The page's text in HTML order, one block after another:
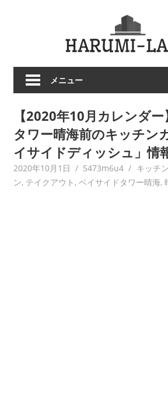
メニュー
【2020年10月カレンダ
タワー晴海前のキッチン
イサイドディッシュ」情
2020年10月1日 5473m6u4 キッチ
ン, テイクアウト , ベイサイドタワー晴海,